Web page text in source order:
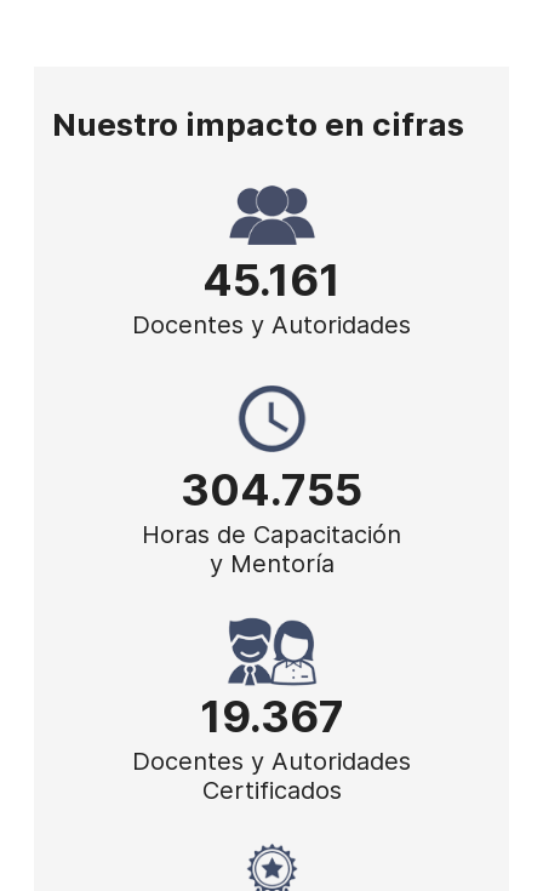
Nuestro impacto en cifras
45.161
Docentes y Autoridades
304.755
Horas de Capacitación
y Mentoría
19.367
Docentes y Autoridades
Certificados